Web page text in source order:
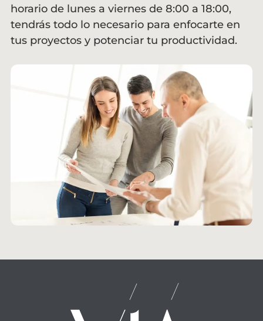
horario de lunes a viernes de 8:00 a 18:00,
tendrás todo lo necesario para enfocarte en
tus proyectos y potenciar tu productividad.